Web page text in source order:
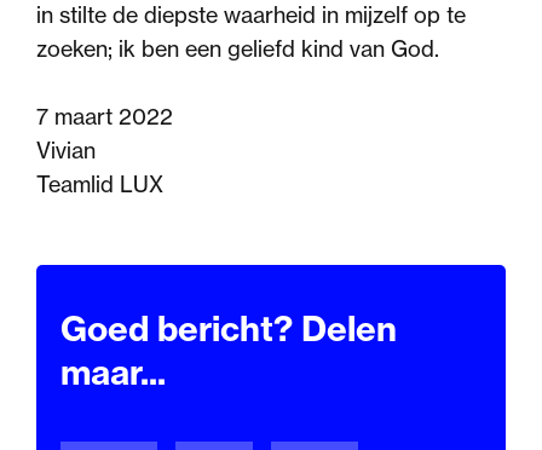
in stilte de diepste waarheid in mijzelf op te
zoeken; ik ben een geliefd kind van God.
7 maart 2022
Vivian
Teamlid LUX
Goed bericht? Delen
maar...